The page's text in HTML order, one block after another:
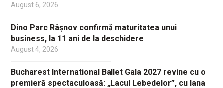
August 6, 2026
Dino Parc Râșnov confirmă maturitatea unui
business, la 11 ani de la deschidere
August 4, 2026
Bucharest International Ballet Gala 2027 revine cu o
premieră spectaculoasă: „Lacul Lebedelor”, cu Iana